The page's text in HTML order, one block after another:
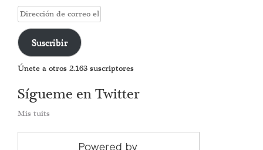
Dirección
de
correo
electrónico
Suscribir
Únete a otros 2.163 suscriptores
Sígueme en Twitter
Mis tuits